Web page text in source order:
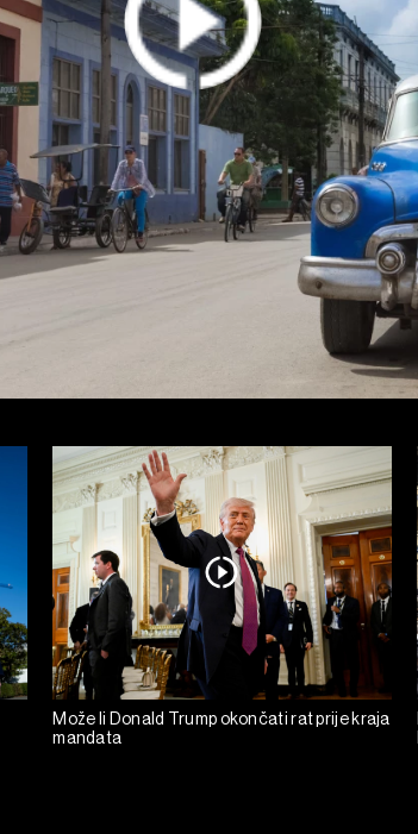
Može li Donald Trump okončati rat prije kraja
mandata